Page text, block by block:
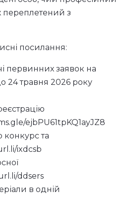
переплетений з
посилання:
первинних заявок на
24 травня 2026 року
ejbPU61tpKQ1ayJZ8
та
ixdcsb
ddsers
в одній